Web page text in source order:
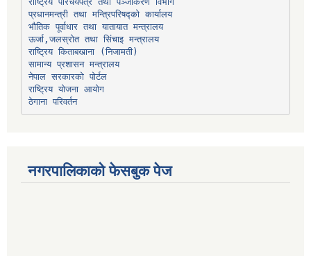
प्रधानमन्त्री तथा मन्त्रिपरिषद्को कार्यालय
भौतिक पूर्वाधार तथा यातायात मन्त्रालय
ऊर्जा,जलस्रोत तथा सिंचाइ मन्त्रालय
सामान्य प्रशासन मन्त्रालय
नेपाल सरकारको पोर्टल
राष्ट्रिय योजना आयोग
ठेगाना परिवर्तन
नगरपालिकाको फेसबुक पेज